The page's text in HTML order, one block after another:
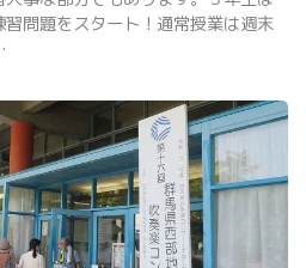
問題をスタート！通常授業は週末